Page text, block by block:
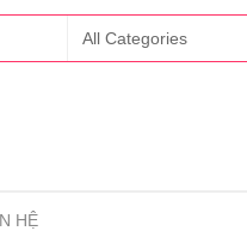
HỆ